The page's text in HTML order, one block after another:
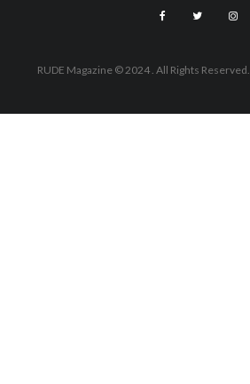
RUDE Magazine © 2024 . All Rights Reserved.